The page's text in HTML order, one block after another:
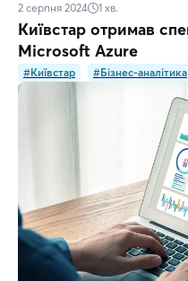
2 серпня 2024 1 хв.
Київстар отримав
Microsoft Azure
#Київстар #Бізнес-аналітика